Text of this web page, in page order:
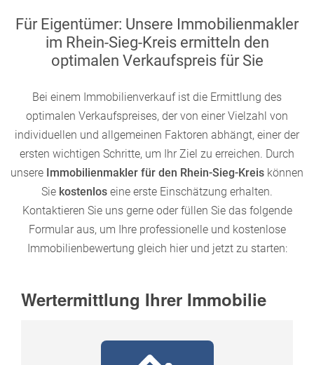
Für Eigentümer: Unsere Immobilienmakler
im Rhein-Sieg-Kreis ermitteln den
optimalen Verkaufspreis für Sie
Bei einem Immobilienverkauf ist die Ermittlung des
optimalen Verkaufspreises, der von einer Vielzahl von
individuellen und allgemeinen Faktoren abhängt, einer der
ersten wichtigen Schritte, um Ihr Ziel zu erreichen. Durch
unsere Immobilienmakler für den Rhein-Sieg-Kreis können
Sie kostenlos eine erste Einschätzung erhalten.
Kontaktieren Sie uns gerne oder füllen Sie das folgende
Formular aus, um Ihre professionelle und kostenlose
Immobilienbewertung gleich hier und jetzt zu starten: